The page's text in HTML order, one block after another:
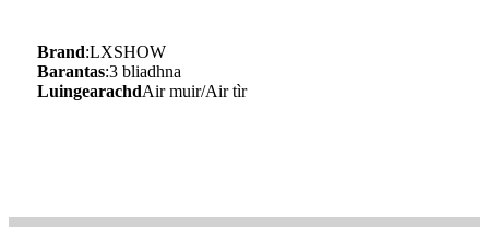
Brand:LXSHOW
Barantas:3 bliadhna
LuingearachdAir muir/Air tìr